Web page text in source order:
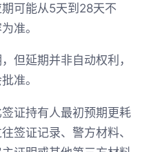
可能从5天到28天不
准。
但延期并非自动权利，
准。
证持有人最初预期更耗
签证记录、警方材料、